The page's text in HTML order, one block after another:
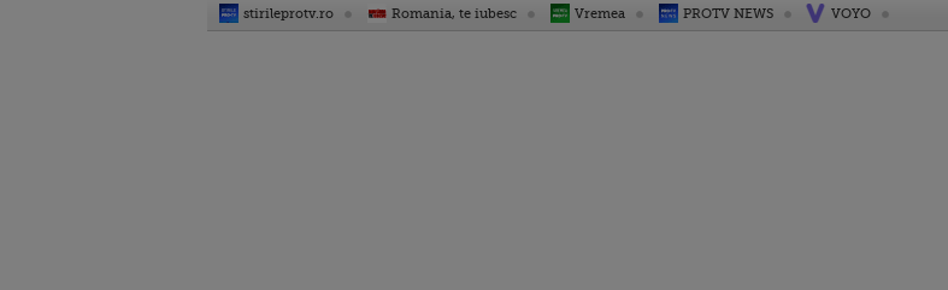
stirileprotv.ro Romania, te iubesc Vremea PROTV NEWS VOYO